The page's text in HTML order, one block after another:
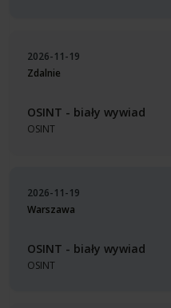
2026-11-19
Zdalnie
OSINT - biały wywiad
OSINT
2026-11-19
Warszawa
OSINT - biały wywiad
OSINT